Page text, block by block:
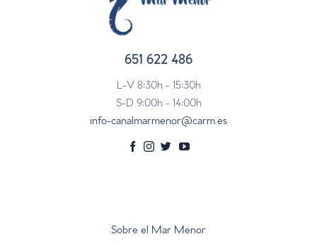
651 622 486
L-V 8:30h - 15:30h
S-D 9:00h - 14:00h
info-canalmarmenor@carm.es
Sobre el Mar Menor